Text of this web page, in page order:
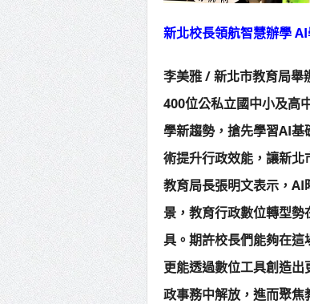
新北校長領航智慧辦學
李美雅 / 新北市教育局舉
400位公私立國中小及高
學新趨勢，搶先學習AI
術提升行政效能，讓新北
教育局長張明文表示，
景，教育行政數位轉型
具。期許校長們能夠在這
更能透過數位工具創造
政事務中解放，進而聚